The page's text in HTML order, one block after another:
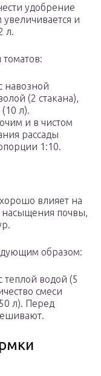
удобрение
и
л.
навозной
(2 стакана),
л).
и в чистом
рассады
1:10.
влияет на
насыщения почвы,
образом:
теплой водой (5
смеси
л). Перед